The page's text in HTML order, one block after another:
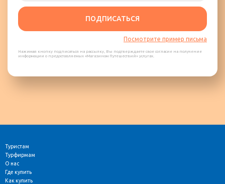
ПОДПИСАТЬСЯ
Посмотрите пример письма
Нажимая кнопку подписаться на рассылку, Вы подтверждаете свое согласие на получение
информации о предоставляемых «Магазином Путешествий» услугах.
Туристам
Турфирмам
О нас
Где купить
Как купить